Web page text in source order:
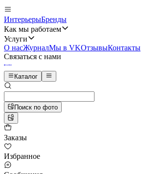
ИнтерьерыБренды
Как мы работаем
Услуги
О насЖурналМы в VKОтзывыКонтакты
Связаться с нами
Каталог
Поиск по фото
Заказы
Избранное